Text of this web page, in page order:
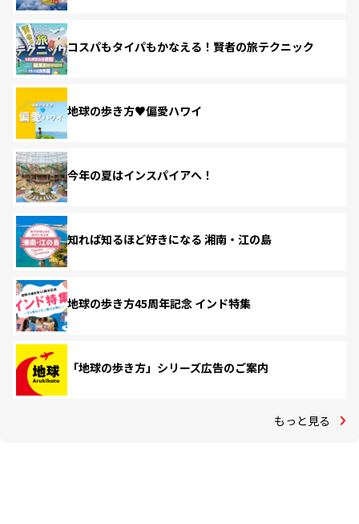
コスパもタイパもかなえる！賢者の旅テクニック
地球の歩き方♥偏愛ハワイ
今年の夏はインスパイアへ！
知れば知るほど好きになる 湘南・江の島
地球の歩き方45周年記念 インド特集
「地球の歩き方」シリーズ広告のご案内
もっと見る